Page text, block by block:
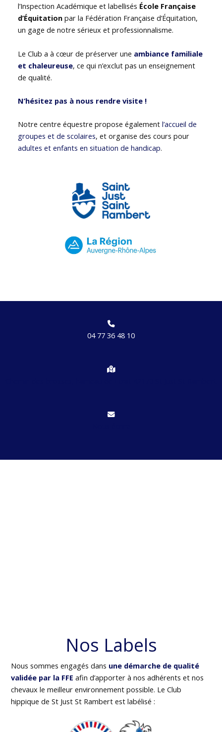
l’Inspection Académique et labellisés École Française
d’Équitation par la Fédération Française d’Équitation,
un gage de notre sérieux et professionnalisme.
Le Club a à cœur de préserver une ambiance familiale
et chaleureuse, ce qui n’exclut pas un enseignement
de qualité.
N’hésitez pas à nous rendre visite !
Notre centre équestre propose égalementl’accueil de
groupes et de scolaires, et organise des cours pour
adultes et enfants en situation de handicap.
04 77 36 48 10
Nos Labels
Nous sommes engagés dans une démarche de qualité
validée par la FFE afin d’apporter à nos adhérents et nos
chevaux le meilleur environnement possible. Le Club
hippique de St Just St Rambert est labélisé :